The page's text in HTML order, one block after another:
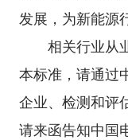
发展，为新能源
相关行业从
本标准，请通过
企业、检测和评
请来函告知中国